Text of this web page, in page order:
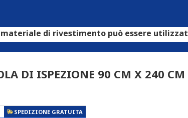
rivestimento può essere utilizzato per i
DI ISPEZIONE 90 CM X 240
SPEDIZIONE GRATUITA